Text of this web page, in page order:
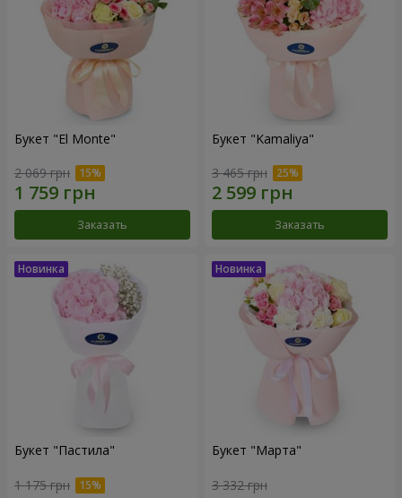
Букет "El Monte"
2 069 грн
Заказать
Букет "Kamaliya"
3 465 грн
Заказать
Букет "Пастила"
1 175 грн
Букет "Марта"
3 332 грн